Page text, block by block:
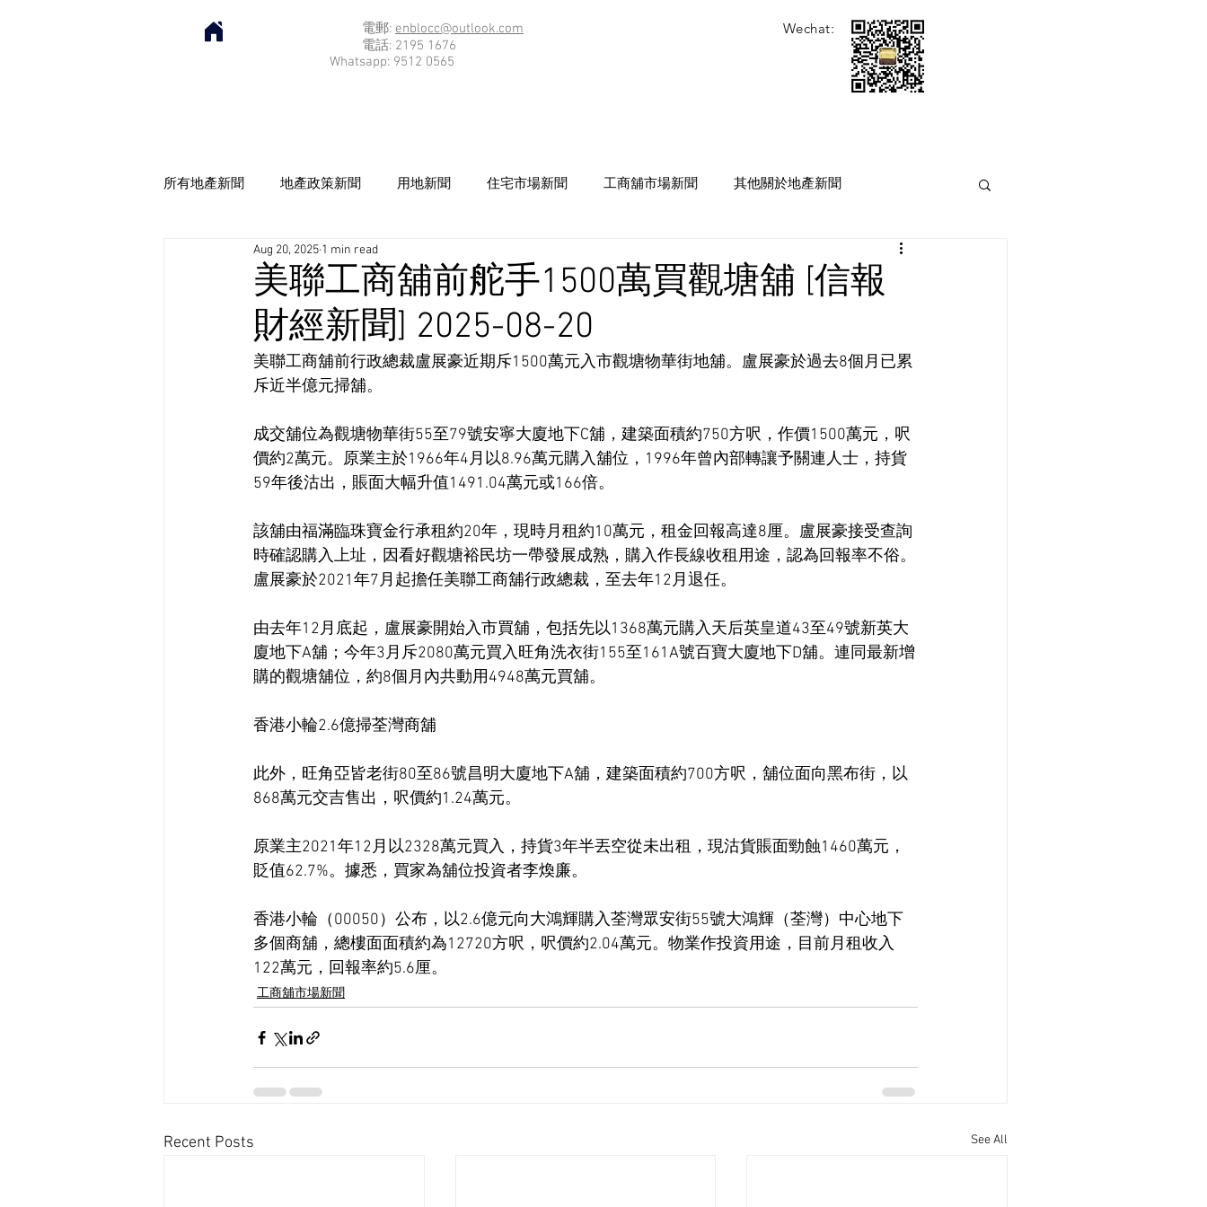
電郵: enblocc@outlook.com
電話: 2195 1676
Whatsapp: 9512 0565
Wechat:
所有地產新聞 地產政策新聞 用地新聞 住宅市場新聞 工商舖市場新聞 其他關於地產新聞
美聯工商舖前舵手1500萬買觀塘舖 [信報
財經新聞] 2025-08-20
Aug 20, 2025 1 min read
美聯工商舖前行政總裁盧展豪近期斥1500萬元入市觀塘物華街地舖。盧展豪於過去8個月已累
斥近半億元掃舖。
成交舖位為觀塘物華街55至79號安寧大廈地下C舖，建築面積約750方呎，作價1500萬元，呎
價約2萬元。原業主於1966年4月以8.96萬元購入舖位，1996年曾內部轉讓予關連人士，持貨
59年後沽出，賬面大幅升值1491.04萬元或166倍。
該舖由福滿臨珠寶金行承租約20年，現時月租約10萬元，租金回報高達8厘。盧展豪接受查詢
時確認購入上址，因看好觀塘裕民坊一帶發展成熟，購入作長線收租用途，認為回報率不俗。
盧展豪於2021年7月起擔任美聯工商舖行政總裁，至去年12月退任。
由去年12月底起，盧展豪開始入市買舖，包括先以1368萬元購入天后英皇道43至49號新英大
廈地下A舖；今年3月斥2080萬元買入旺角洗衣街155至161A號百寶大廈地下D舖。連同最新增
購的觀塘舖位，約8個月內共動用4948萬元買舖。
香港小輪2.6億掃荃灣商舖
此外，旺角亞皆老街80至86號昌明大廈地下A舖，建築面積約700方呎，舖位面向黑布街，以
868萬元交吉售出，呎價約1.24萬元。
原業主2021年12月以2328萬元買入，持貨3年半丟空從未出租，現沽貨賬面勁蝕1460萬元，
貶值62.7%。據悉，買家為舖位投資者李煥廉。
香港小輪（00050）公布，以2.6億元向大鴻輝購入荃灣眾安街55號大鴻輝（荃灣）中心地下
多個商舖，總樓面面積約為12720方呎，呎價約2.04萬元。物業作投資用途，目前月租收入
122萬元，回報率約5.6厘。
工商舖市場新聞
Recent Posts See All